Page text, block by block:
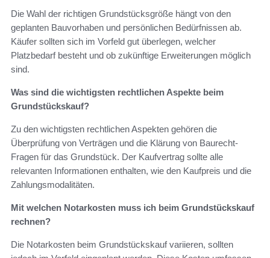
Die Wahl der richtigen Grundstücksgröße hängt von den
geplanten Bauvorhaben und persönlichen Bedürfnissen ab.
Käufer sollten sich im Vorfeld gut überlegen, welcher
Platzbedarf besteht und ob zukünftige Erweiterungen möglich
sind.
Was sind die wichtigsten rechtlichen Aspekte beim
Grundstückskauf?
Zu den wichtigsten rechtlichen Aspekten gehören die
Überprüfung von Verträgen und die Klärung von Baurecht-
Fragen für das Grundstück. Der Kaufvertrag sollte alle
relevanten Informationen enthalten, wie den Kaufpreis und die
Zahlungsmodalitäten.
Mit welchen Notarkosten muss ich beim Grundstückskauf
rechnen?
Die Notarkosten beim Grundstückskauf variieren, sollten